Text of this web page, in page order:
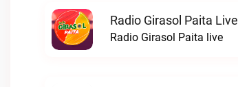
Radio Girasol Paita Live
Radio Girasol Paita live